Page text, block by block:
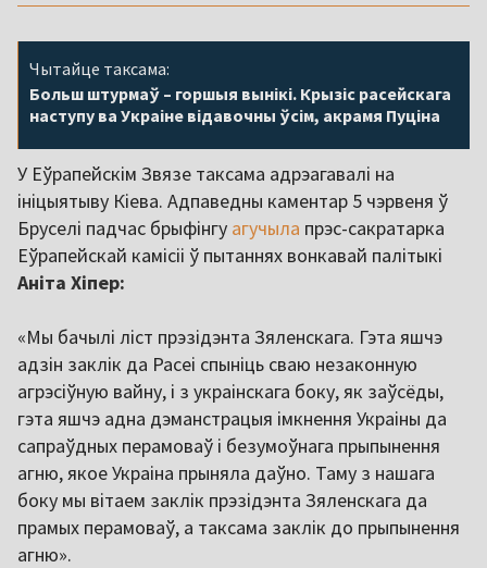
Чытайце таксама:
Больш штурмаў – горшыя вынікі. Крызіс расейскага
наступу ва Украіне відавочны ўсім, акрамя Пуціна
У Еўрапейскім Звязе таксама адрэагавалі на
ініцыятыву Кіева. Адпаведны каментар 5 чэрвеня ў
Бруселі падчас брыфінгу агучыла прэс-сакратарка
Еўрапейскай камісіі ў пытаннях вонкавай палітыкі
Аніта Хіпер:
«Мы бачылі ліст прэзідэнта Зяленскага. Гэта яшчэ
адзін заклік да Расеі спыніць сваю незаконную
агрэсіўную вайну, і з украінскага боку, як заўсёды,
гэта яшчэ адна дэманстрацыя імкнення Украіны да
сапраўдных перамоваў і безумоўнага прыпынення
агню, якое Украіна прыняла даўно. Таму з нашага
боку мы вітаем заклік прэзідэнта Зяленскага да
прамых перамоваў, а таксама заклік до прыпынення
агню».